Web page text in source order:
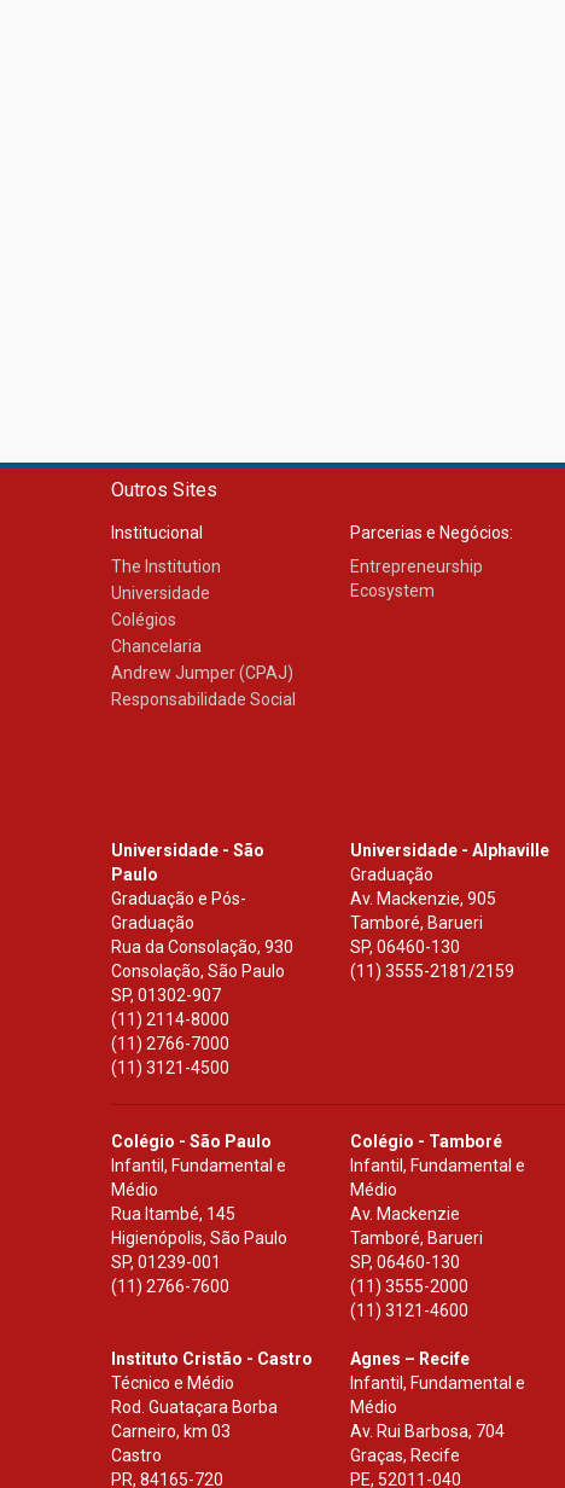
Outros Sites
Institucional
The Institution
Universidade
Colégios
Chancelaria
Andrew Jumper (CPAJ)
Responsabilidade Social
Parcerias e Negócios:
Entrepreneurship
Ecosystem
Universidade - São
Paulo
Graduação e Pós-
Graduação
Rua da Consolação, 930
Consolação, São Paulo
SP, 01302-907
(11) 2114-8000
(11) 2766-7000
(11) 3121-4500
Universidade - Alphaville
Graduação
Av. Mackenzie, 905
Tamboré, Barueri
SP,06460-130
(11) 3555-2181/2159
Colégio - São Paulo
Infantil, Fundamental e
Médio
Rua Itambé, 145
Higienópolis, São Paulo
SP, 01239-001
(11) 2766-7600
Colégio - Tamboré
Infantil, Fundamental e
Médio
Av. Mackenzie
Tamboré, Barueri
SP,06460-130
(11) 3555-2000
(11) 3121-4600
Instituto Cristão - Castro
Técnico e Médio
Rod. Guataçara Borba
Carneiro, km 03
Castro
PR, 84165-720
Agnes – Recife
Infantil, Fundamental e
Médio
Av. Rui Barbosa, 704
Graças, Recife
PE, 52011-040